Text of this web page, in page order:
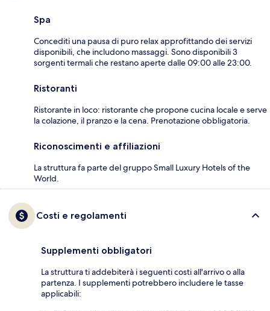
Spa
Concediti una pausa di puro relax approfittando dei servizi
disponibili, che includono massaggi. Sono disponibili 3
sorgenti termali che restano aperte dalle 09:00 alle 23:00.
Ristoranti
Ristorante in loco: ristorante che propone cucina locale e serve
la colazione, il pranzo e la cena. Prenotazione obbligatoria.
Riconoscimenti e affiliazioni
La struttura fa parte del gruppo Small Luxury Hotels of the
World.
Costi e regolamenti
Supplementi obbligatori
La struttura ti addebiterà i seguenti costi all'arrivo o alla
partenza. I supplementi potrebbero includere le tasse
applicabili: